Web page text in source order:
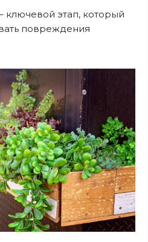
ключевой этап, который
повреждения